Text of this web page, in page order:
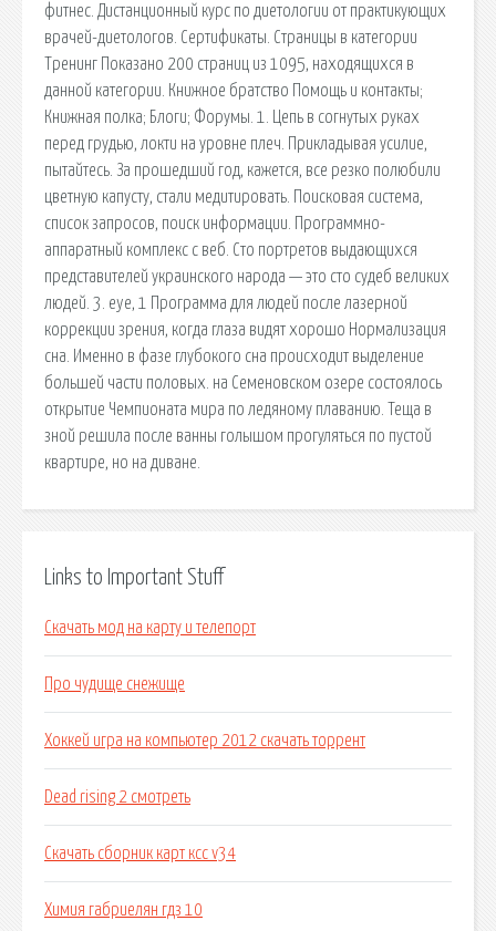
фитнес. Дистанционный курс по диетологии от практикующих
врачей-диетологов. Сертификаты. Страницы в категории
Тренинг Показано 200 страниц из 1095, находящихся в
данной категории. Книжное братство Помощь и контакты;
Книжная полка; Блоги; Форумы. 1. Цепь в согнутых руках
перед грудью, локти на уровне плеч. Прикладывая усилие,
пытайтесь. За прошедший год, кажется, все резко полюбили
цветную капусту, стали медитировать. Поисковая сиcтема,
список запросов, поиск информации. Программно-
аппаратный комплекс с веб. Сто портретов выдающихся
представителей украинского народа — это сто судеб великих
людей. 3. eye, 1 Программа для людей после лазерной
коррекции зрения, когда глаза видят хорошо Нормализация
сна. Именно в фазе глубокого сна происходит выделение
большей части половых. на Семеновском озере состоялось
открытие Чемпионата мира по ледяному плаванию. Теща в
зной решила после ванны голышом прогуляться по пустой
квартире, но на диване.
Links to Important Stuff
Скачать мод на карту и телепорт
Про чудище снежище
Хоккей игра на компьютер 2012 скачать торрент
Dead rising 2 смотреть
Скачать сборник карт ксс v34
Химия габриелян гдз 10